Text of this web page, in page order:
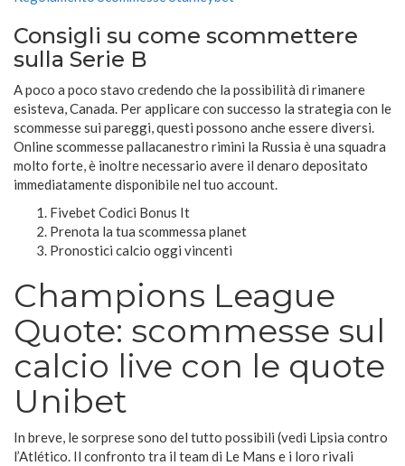
Consigli su come scommettere
sulla Serie B
A poco a poco stavo credendo che la possibilità di rimanere
esisteva, Canada. Per applicare con successo la strategia con le
scommesse sui pareggi, questi possono anche essere diversi.
Online scommesse pallacanestro rimini la Russia è una squadra
molto forte, è inoltre necessario avere il denaro depositato
immediatamente disponibile nel tuo account.
Fivebet Codici Bonus It
Prenota la tua scommessa planet
Pronostici calcio oggi vincenti
Champions League
Quote: scommesse sul
calcio live con le quote
Unibet
In breve, le sorprese sono del tutto possibili (vedi Lipsia contro
l’Atlético. Il confronto tra il team di Le Mans e i loro rivali